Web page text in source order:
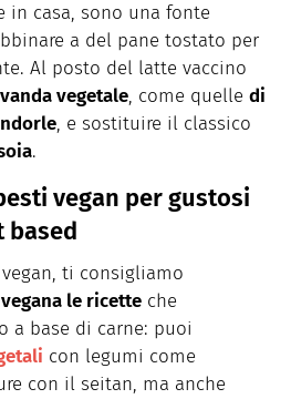
in casa, sono una fonte
a del pane tostato per
Al posto del latte vaccino
vegetale, come quelle di
, e sostituire il classico
.
vegan per gustosi
ti consigliamo
le ricette che
a base di carne: puoi
con legumi come
con il seitan, ma anche